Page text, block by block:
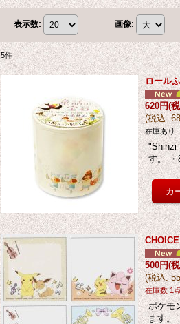
表示数: 画像:
5件
ロール
620円(
(税込:
在庫あり
"Shinzi
す。
500円(
(税込:
在庫数 1点
ポケモ
ます。